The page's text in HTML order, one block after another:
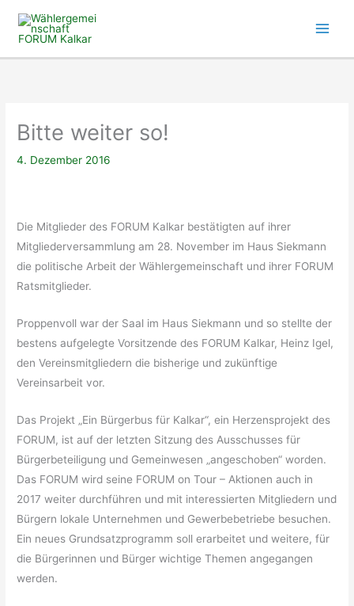
Inhalt
Bitte weiter so!
4. Dezember 2016
Die Mitglieder des FORUM Kalkar bestätigten auf ihrer
Mitgliederversammlung am 28. November im Haus Siekmann
die politische Arbeit der Wählergemeinschaft und ihrer FORUM
Ratsmitglieder.
Proppenvoll war der Saal im Haus Siekmann und so stellte der
bestens aufgelegte Vorsitzende des FORUM Kalkar, Heinz Igel,
den Vereinsmitgliedern die bisherige und zukünftige
Vereinsarbeit vor.
Das Projekt „Ein Bürgerbus für Kalkar“, ein Herzensprojekt des
FORUM, ist auf der letzten Sitzung des Ausschusses für
Bürgerbeteiligung und Gemeinwesen „angeschoben“ worden.
Das FORUM wird seine FORUM on Tour – Aktionen auch in
2017 weiter durchführen und mit interessierten Mitgliedern und
Bürgern lokale Unternehmen und Gewerbebetriebe besuchen.
Ein neues Grundsatzprogramm soll erarbeitet und weitere, für
die Bürgerinnen und Bürger wichtige Themen angegangen
werden.